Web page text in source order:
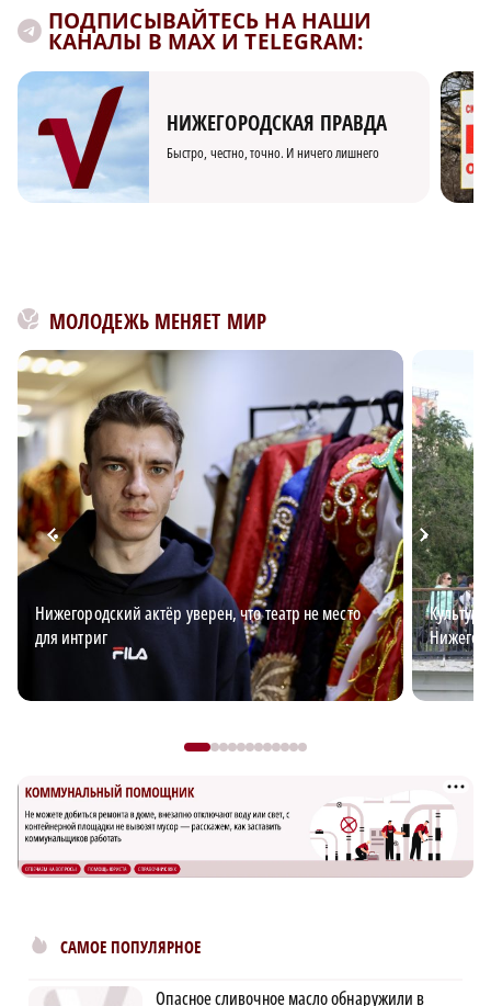
ПОДПИСЫВАЙТЕСЬ НА НАШИ
КАНАЛЫ В MAX И TELEGRAM:
НИЖЕГОРОДСКАЯ ПРАВДА
Быстро, честно, точно. И ничего лишнего
МОЛОДЕЖЬ МЕНЯЕТ МИР
Нижегородский актёр уверен, что театр не место
для интриг
САМОЕ ПОПУЛЯРНОЕ
Опасное сливочное масло обнаружили в